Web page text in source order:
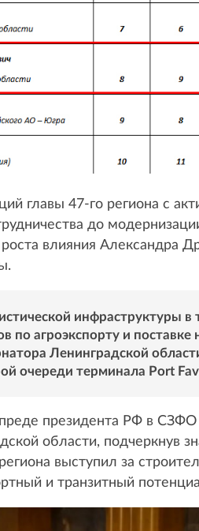
главы 47-го региона с
до
влияния Александра
инфраструктуры в
агроэкспорту и
Ленинградской
очереди терминала Port
президента РФ в
области, подчеркнув
выступил за
и транзитный